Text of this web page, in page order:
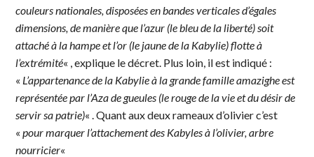
couleurs nationales, disposées en bandes verticales d’égales
dimensions, de manière que l’azur (le bleu de la liberté) soit
attaché à la hampe et l’or (le jaune de la Kabylie) flotte à
l’extrémité« , explique le décret. Plus loin, il est indiqué :
« L’appartenance de la Kabylie à la grande famille amazighe est
représentée par l’Aza de gueules (le rouge de la vie et du désir de
servir sa patrie)« . Quant aux deux rameaux d’olivier c’est
«pour marquer l’attachement des Kabyles à l’olivier, arbre
nourricier«